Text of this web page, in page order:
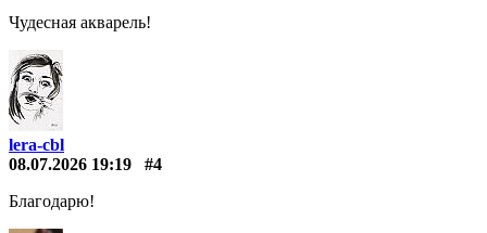
Чудесная акварель!
lera-cbl
08.07.2026 19:19
#4
Благодарю!